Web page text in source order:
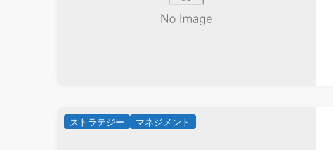
ストラテジー マネジメント